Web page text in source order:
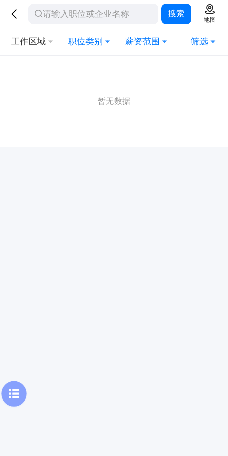
搜索
地图
工作区域 职位类别 薪资范围 筛选
暂无数据